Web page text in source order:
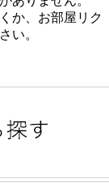
か、お部屋リク
い。